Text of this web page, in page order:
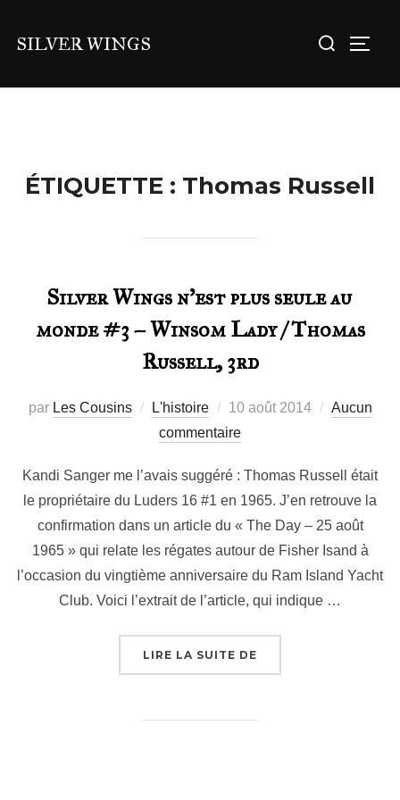
SILVER WINGS
ÉTIQUETTE : Thomas Russell
Silver Wings n’est plus seule au
monde #3 – Winsom Lady / Thomas
Russell, 3rd
par Les Cousins L'histoire
Publié
le
10 août 2014
Aucun
commentaire
Kandi Sanger me l’avais suggéré : Thomas Russell était
le propriétaire du Luders 16 #1 en 1965. J’en retrouve la
confirmation dans un article du « The Day – 25 août
1965 » qui relate les régates autour de Fisher Isand à
l’occasion du vingtième anniversaire du Ram Island Yacht
Club. Voici l’extrait de l’article, qui indique …
LIRE LA SUITE DE